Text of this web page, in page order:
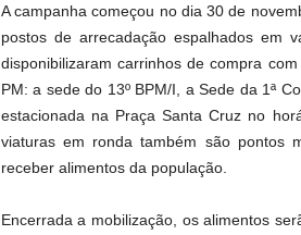
A campanha começou no dia 30 de
postos de arrecadação espalhados em
disponibilizaram carrinhos de compra
PM: a sede do 13º BPM/I, a Sede da 1ª
estacionada na Praça Santa Cruz no
viaturas em ronda também são pontos
receber alimentos da população.
Encerrada a mobilização, os alimentos